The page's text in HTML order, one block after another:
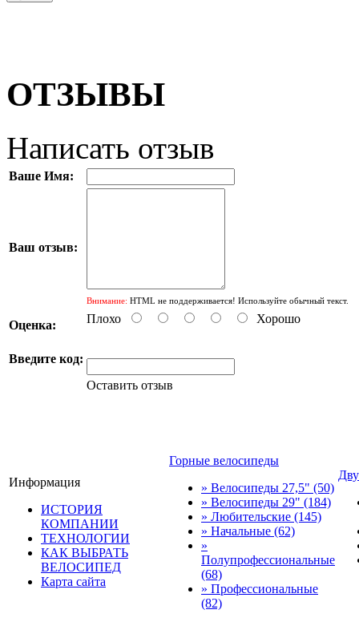
ОТЗЫВЫ
Написать отзыв
Ваше Имя:
Ваш отзыв:
Внимание: HTML не поддерживается! Используйте обычный текст.
Оценка: Плохо Хорошо
Введите код:
Оставить отзыв
Информация
ИСТОРИЯ
КОМПАНИИ
ТЕХНОЛОГИИ
КАК ВЫБРАТЬ
ВЕЛОСИПЕД
Карта сайта
Горные велосипеды
» Велосипеды 27,5" (50)
» Велосипеды 29" (184)
» Любительские (145)
» Начальные (62)
»
Полупрофессиональные
(68)
» Профессиональные
(82)